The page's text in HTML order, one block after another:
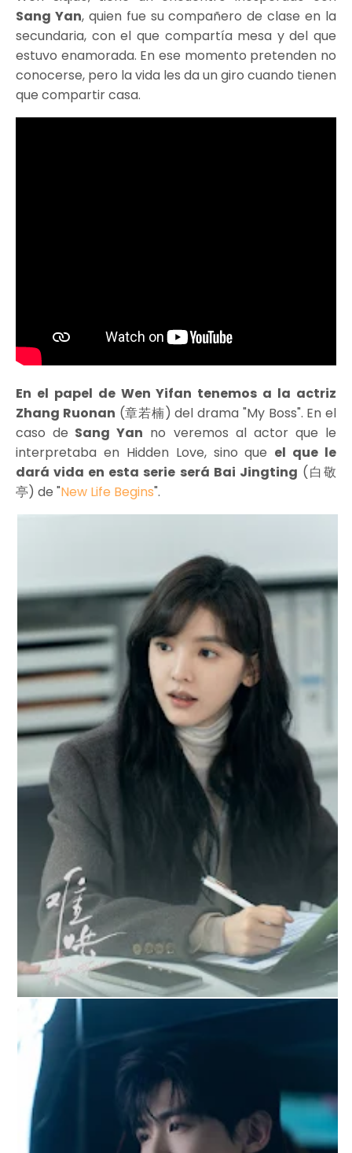
Sang Yan, quien fue su compañero de clase en la
secundaria, con el que compartía mesa y del que
estuvo enamorada. En ese momento pretenden no
conocerse, pero la vida les da un giro cuando tienen
que compartir casa.
En el papel de Wen Yifan tenemos a la actriz
Zhang Ruonan (章若楠) del drama "My Boss". En el
caso de Sang Yan no veremos al actor que le
interpretaba en Hidden Love, sino que el que le
dará vida en esta serie será Bai Jingting (白敬
亭) de "New Life Begins".